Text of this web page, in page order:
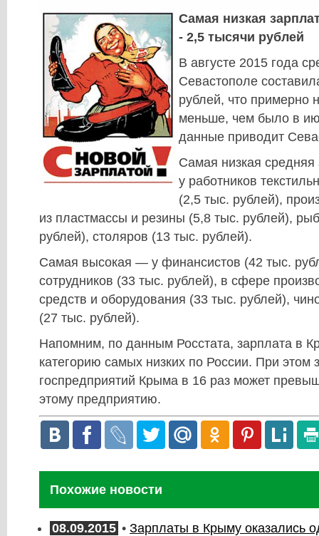
Самая низкая
- 2,5 тысячи рублей
В августе 2015 года
Севастополе
рублей, что примерно
меньше, чем было в
данные приводит
Самая низкая
у работников
(2,5 тыс. рублей),
из пластмассы и резины (5,8 тыс. рублей),
рублей), столяров (13 тыс. рублей).
Самая высокая — у финансистов (42 тыс.
сотрудников (33 тыс. рублей), в сфере
средств и оборудования (33 тыс. рублей),
(27 тыс. рублей).
Напомним, по данным Росстата, зарплата в
категорию самых низких по России. При этом
госпредприятий Крыма в 16 раз может
этому предприятию.
Похожие новости
08.09.2015 • Зарплаты в Крыму оказались